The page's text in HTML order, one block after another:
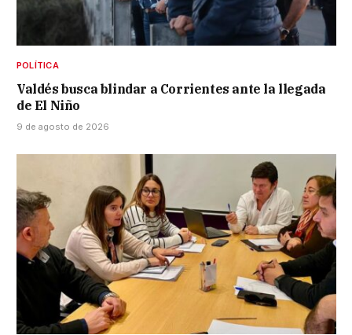
POLÍTICA
Valdés busca blindar a Corrientes ante la llegada
de El Niño
9 de agosto de 2026